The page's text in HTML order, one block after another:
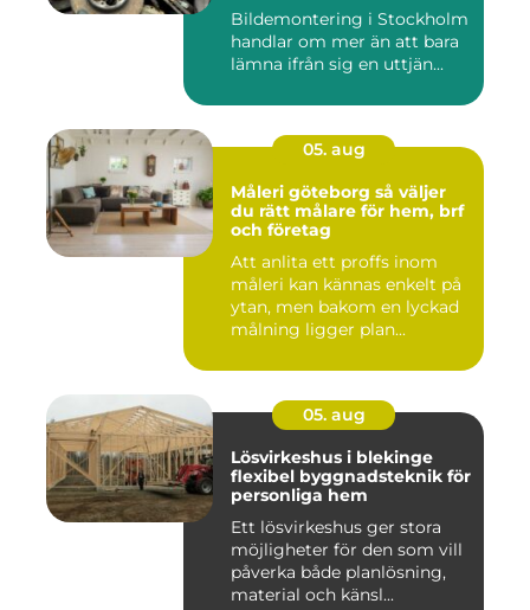
Bildemontering i Stockholm
handlar om mer än att bara
lämna ifrån sig en uttjän...
05. aug
Måleri göteborg så väljer
du rätt målare för hem, brf
och företag
Att anlita ett proffs inom
måleri kan kännas enkelt på
ytan, men bakom en lyckad
målning ligger plan...
05. aug
Lösvirkeshus i blekinge
flexibel byggnadsteknik för
personliga hem
Ett lösvirkeshus ger stora
möjligheter för den som vill
påverka både planlösning,
material och känsl...